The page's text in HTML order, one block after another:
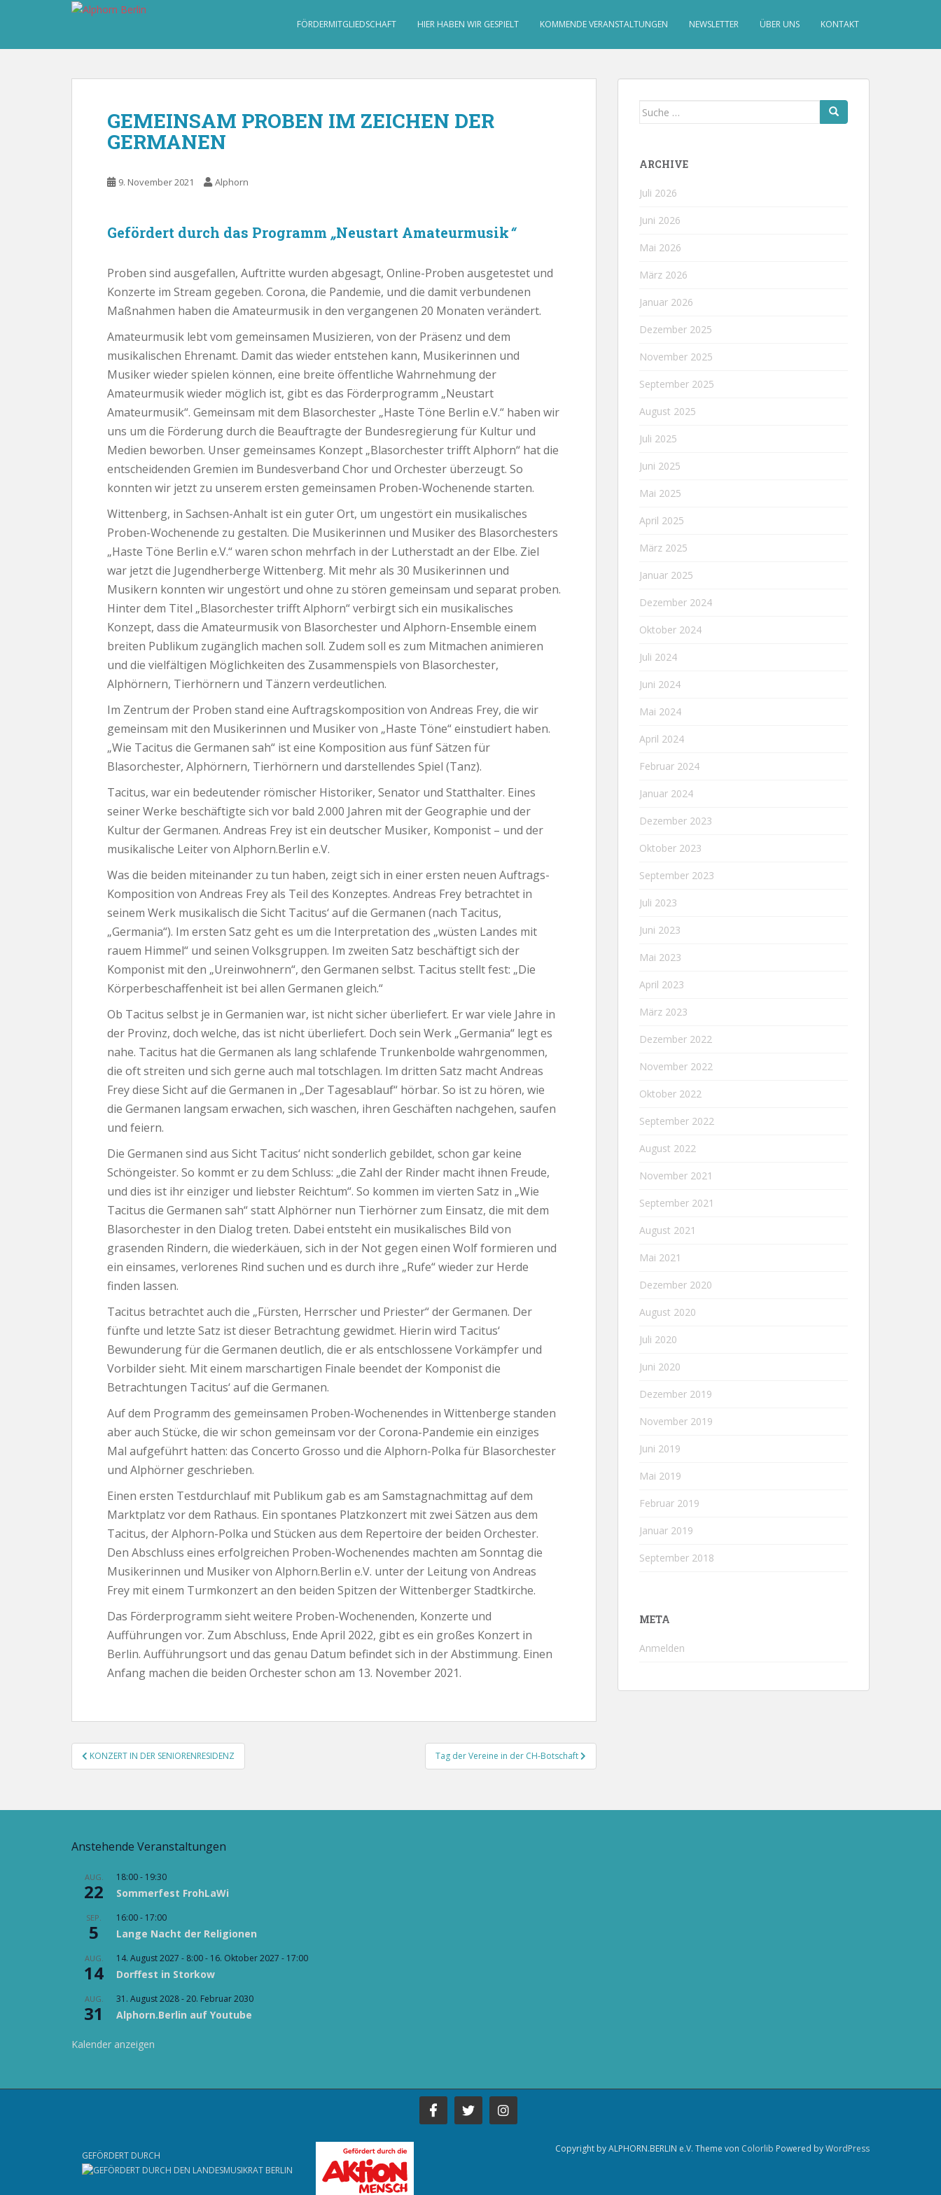
FÖRDERMITGLIEDSCHAFT HIER HABEN WIR GESPIELT KOMMENDE VERANSTALTUNGEN NEWSLETTER ÜBER UNS KONTAKT
GEMEINSAM PROBEN IM ZEICHEN DER
GERMANEN
9. November 2021 Alphorn
Gefördert durch das Programm „Neustart Amateurmusik“
Proben sind ausgefallen, Auftritte wurden abgesagt, Online-Proben ausgetestet und
Konzerte im Stream gegeben. Corona, die Pandemie, und die damit verbundenen
Maßnahmen haben die Amateurmusik in den vergangenen 20 Monaten verändert.
Amateurmusik lebt vom gemeinsamen Musizieren, von der Präsenz und dem
musikalischen Ehrenamt. Damit das wieder entstehen kann, Musikerinnen und
Musiker wieder spielen können, eine breite öffentliche Wahrnehmung der
Amateurmusik wieder möglich ist, gibt es das Förderprogramm „Neustart
Amateurmusik“. Gemeinsam mit dem Blasorchester „Haste Töne Berlin e.V.“ haben wir
uns um die Förderung durch die Beauftragte der Bundesregierung für Kultur und
Medien beworben. Unser gemeinsames Konzept „Blasorchester trifft Alphorn“ hat die
entscheidenden Gremien im Bundesverband Chor und Orchester überzeugt. So
konnten wir jetzt zu unserem ersten gemeinsamen Proben-Wochenende starten.
Wittenberg, in Sachsen-Anhalt ist ein guter Ort, um ungestört ein musikalisches
Proben-Wochenende zu gestalten. Die Musikerinnen und Musiker des Blasorchesters
„Haste Töne Berlin e.V.“ waren schon mehrfach in der Lutherstadt an der Elbe. Ziel
war jetzt die Jugendherberge Wittenberg. Mit mehr als 30 Musikerinnen und
Musikern konnten wir ungestört und ohne zu stören gemeinsam und separat proben.
Hinter dem Titel „Blasorchester trifft Alphorn“ verbirgt sich ein musikalisches
Konzept, dass die Amateurmusik von Blasorchester und Alphorn-Ensemble einem
breiten Publikum zugänglich machen soll. Zudem soll es zum Mitmachen animieren
und die vielfältigen Möglichkeiten des Zusammenspiels von Blasorchester,
Alphörnern, Tierhörnern und Tänzern verdeutlichen.
Im Zentrum der Proben stand eine Auftragskomposition von Andreas Frey, die wir
gemeinsam mit den Musikerinnen und Musiker von „Haste Töne“ einstudiert haben.
„Wie Tacitus die Germanen sah“ ist eine Komposition aus fünf Sätzen für
Blasorchester, Alphörnern, Tierhörnern und darstellendes Spiel (Tanz).
Tacitus, war ein bedeutender römischer Historiker, Senator und Statthalter. Eines
seiner Werke beschäftigte sich vor bald 2.000 Jahren mit der Geographie und der
Kultur der Germanen. Andreas Frey ist ein deutscher Musiker, Komponist – und der
musikalische Leiter von Alphorn.Berlin e.V.
Was die beiden miteinander zu tun haben, zeigt sich in einer ersten neuen Auftrags-
Komposition von Andreas Frey als Teil des Konzeptes. Andreas Frey betrachtet in
seinem Werk musikalisch die Sicht Tacitus‘ auf die Germanen (nach Tacitus,
„Germania“). Im ersten Satz geht es um die Interpretation des „wüsten Landes mit
rauem Himmel“ und seinen Volksgruppen. Im zweiten Satz beschäftigt sich der
Komponist mit den „Ureinwohnern“, den Germanen selbst. Tacitus stellt fest: „Die
Körperbeschaffenheit ist bei allen Germanen gleich.“
Ob Tacitus selbst je in Germanien war, ist nicht sicher überliefert. Er war viele Jahre in
der Provinz, doch welche, das ist nicht überliefert. Doch sein Werk „Germania“ legt es
nahe. Tacitus hat die Germanen als lang schlafende Trunkenbolde wahrgenommen,
die oft streiten und sich gerne auch mal totschlagen. Im dritten Satz macht Andreas
Frey diese Sicht auf die Germanen in „Der Tagesablauf“ hörbar. So ist zu hören, wie
die Germanen langsam erwachen, sich waschen, ihren Geschäften nachgehen, saufen
und feiern.
Die Germanen sind aus Sicht Tacitus‘ nicht sonderlich gebildet, schon gar keine
Schöngeister. So kommt er zu dem Schluss: „die Zahl der Rinder macht ihnen Freude,
und dies ist ihr einziger und liebster Reichtum“. So kommen im vierten Satz in „Wie
Tacitus die Germanen sah“ statt Alphörner nun Tierhörner zum Einsatz, die mit dem
Blasorchester in den Dialog treten. Dabei entsteht ein musikalisches Bild von
grasenden Rindern, die wiederkäuen, sich in der Not gegen einen Wolf formieren und
ein einsames, verlorenes Rind suchen und es durch ihre „Rufe“ wieder zur Herde
finden lassen.
Tacitus betrachtet auch die „Fürsten, Herrscher und Priester“ der Germanen. Der
fünfte und letzte Satz ist dieser Betrachtung gewidmet. Hierin wird Tacitus‘
Bewunderung für die Germanen deutlich, die er als entschlossene Vorkämpfer und
Vorbilder sieht. Mit einem marschartigen Finale beendet der Komponist die
Betrachtungen Tacitus‘ auf die Germanen.
Auf dem Programm des gemeinsamen Proben-Wochenendes in Wittenberge standen
aber auch Stücke, die wir schon gemeinsam vor der Corona-Pandemie ein einziges
Mal aufgeführt hatten: das Concerto Grosso und die Alphorn-Polka für Blasorchester
und Alphörner geschrieben.
Einen ersten Testdurchlauf mit Publikum gab es am Samstagnachmittag auf dem
Marktplatz vor dem Rathaus. Ein spontanes Platzkonzert mit zwei Sätzen aus dem
Tacitus, der Alphorn-Polka und Stücken aus dem Repertoire der beiden Orchester.
Den Abschluss eines erfolgreichen Proben-Wochenendes machten am Sonntag die
Musikerinnen und Musiker von Alphorn.Berlin e.V. unter der Leitung von Andreas
Frey mit einem Turmkonzert an den beiden Spitzen der Wittenberger Stadtkirche.
Das Förderprogramm sieht weitere Proben-Wochenenden, Konzerte und
Aufführungen vor. Zum Abschluss, Ende April 2022, gibt es ein großes Konzert in
Berlin. Aufführungsort und das genau Datum befindet sich in der Abstimmung. Einen
Anfang machen die beiden Orchester schon am 13. November 2021.
Beitragsnavigation
KONZERT IN DER SENIORENRESIDENZ Tag der Vereine in der CH-Botschaft
Suche
ARCHIVE
Juli 2026
Juni 2026
Mai 2026
März 2026
Januar 2026
Dezember 2025
November 2025
September 2025
August 2025
Juli 2025
Juni 2025
Mai 2025
April 2025
März 2025
Januar 2025
Dezember 2024
Oktober 2024
Juli 2024
Juni 2024
Mai 2024
April 2024
Februar 2024
Januar 2024
Dezember 2023
Oktober 2023
September 2023
Juli 2023
Juni 2023
Mai 2023
April 2023
März 2023
Dezember 2022
November 2022
Oktober 2022
September 2022
August 2022
November 2021
September 2021
August 2021
Mai 2021
Dezember 2020
August 2020
Juli 2020
Juni 2020
Dezember 2019
November 2019
Juni 2019
Mai 2019
Februar 2019
Januar 2019
September 2018
META
Anmelden
Anstehende Veranstaltungen
AUG.
22
18:00- 19:30
Sommerfest FrohLaWi
SEP.
5
16:00- 17:00
Lange Nacht der Religionen
AUG.
14
14. August 2027 - 8:00- 16. Oktober 2027 - 17:00
Dorffest in Storkow
AUG.
31
31. August 2028-20. Februar 2030
Alphorn.Berlin auf Youtube
Kalender anzeigen
GEFÖRDERT DURCH
Copyright by ALPHORN.BERLIN e.V. Theme von Colorlib Powered byWordPress